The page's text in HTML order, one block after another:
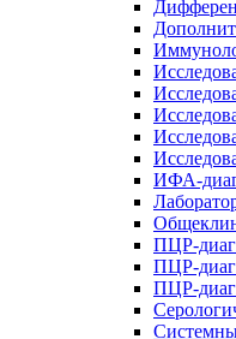
ИФА-
ПЦР-
ПЦР-
ПЦР-